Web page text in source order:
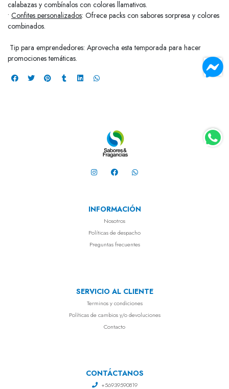
calabazas y combínalos con colores llamativos.
• Confites personalizados: Ofrece packs con sabores sorpresa y colores
combinados.
Tip para emprendedores: Aprovecha esta temporada para hacer
promociones temáticas.
INFORMACIÓN
Nosotros
Políticas de despacho
Preguntas frecuentes
SERVICIO AL CLIENTE
Terminos y condiciones
Políticas de cambios y/o devoluciones
Contacto
CONTÁCTANOS
+56939590819